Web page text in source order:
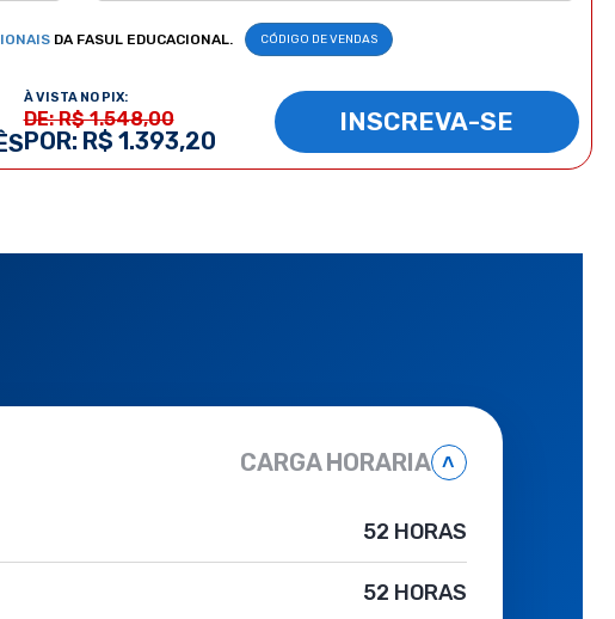
DA FASUL EDUCACIONAL. CÓDIGO DE VENDAS
À VISTA NO PIX:
DE: R$ 1.548,00
POR: R$ 1.393,20
INSCREVA-SE
CARGA HORARIA ˄
52 HORAS
52 HORAS